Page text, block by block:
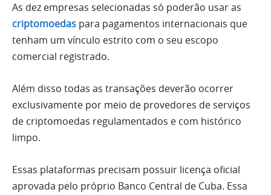
As dez empresas selecionadas só poderão usar as
criptomoedas para pagamentos internacionais que
tenham um vínculo estrito com o seu escopo
comercial registrado.
Além disso todas as transações deverão ocorrer
exclusivamente por meio de provedores de serviços
de criptomoedas regulamentados e com histórico
limpo.
Essas plataformas precisam possuir licença oficial
aprovada pelo próprio Banco Central de Cuba. Essa